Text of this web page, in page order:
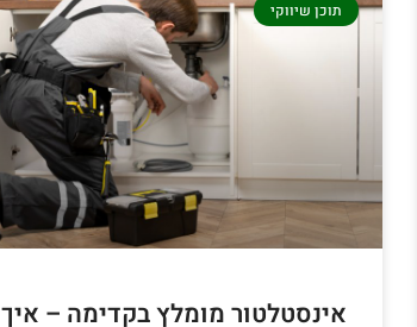
תוכן שיווקי
אינסטלטור מומלץ בקדימה – איך